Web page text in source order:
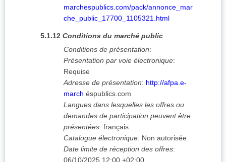
marchespublics.com/pack/annonce_mar
che_public_17700_1105321.html
5.1.12 Conditions du marché public
Conditions de présentation:
Présentation par voie électronique:
Requise
Adresse de présentation: http://afpa.e-
march éspublics.com
Langues dans lesquelles les offres ou
demandes de participation peuvent être
présentées: français
Catalogue électronique: Non autorisée
Date limite de réception des offres:
06/10/2025 12:00 +02:00